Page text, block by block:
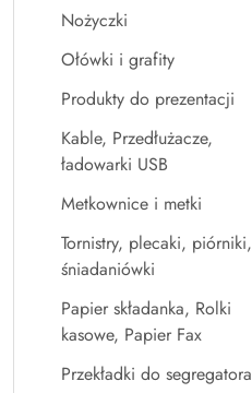
Nożyczki
Ołówki i grafity
Produkty do prezentacji
Kable, Przedłużacze,
ładowarki USB
Metkownice i metki
Tornistry, plecaki, piórniki,
śniadaniówki
Papier składanka, Rolki
kasowe, Papier Fax
Przekładki do segregatora